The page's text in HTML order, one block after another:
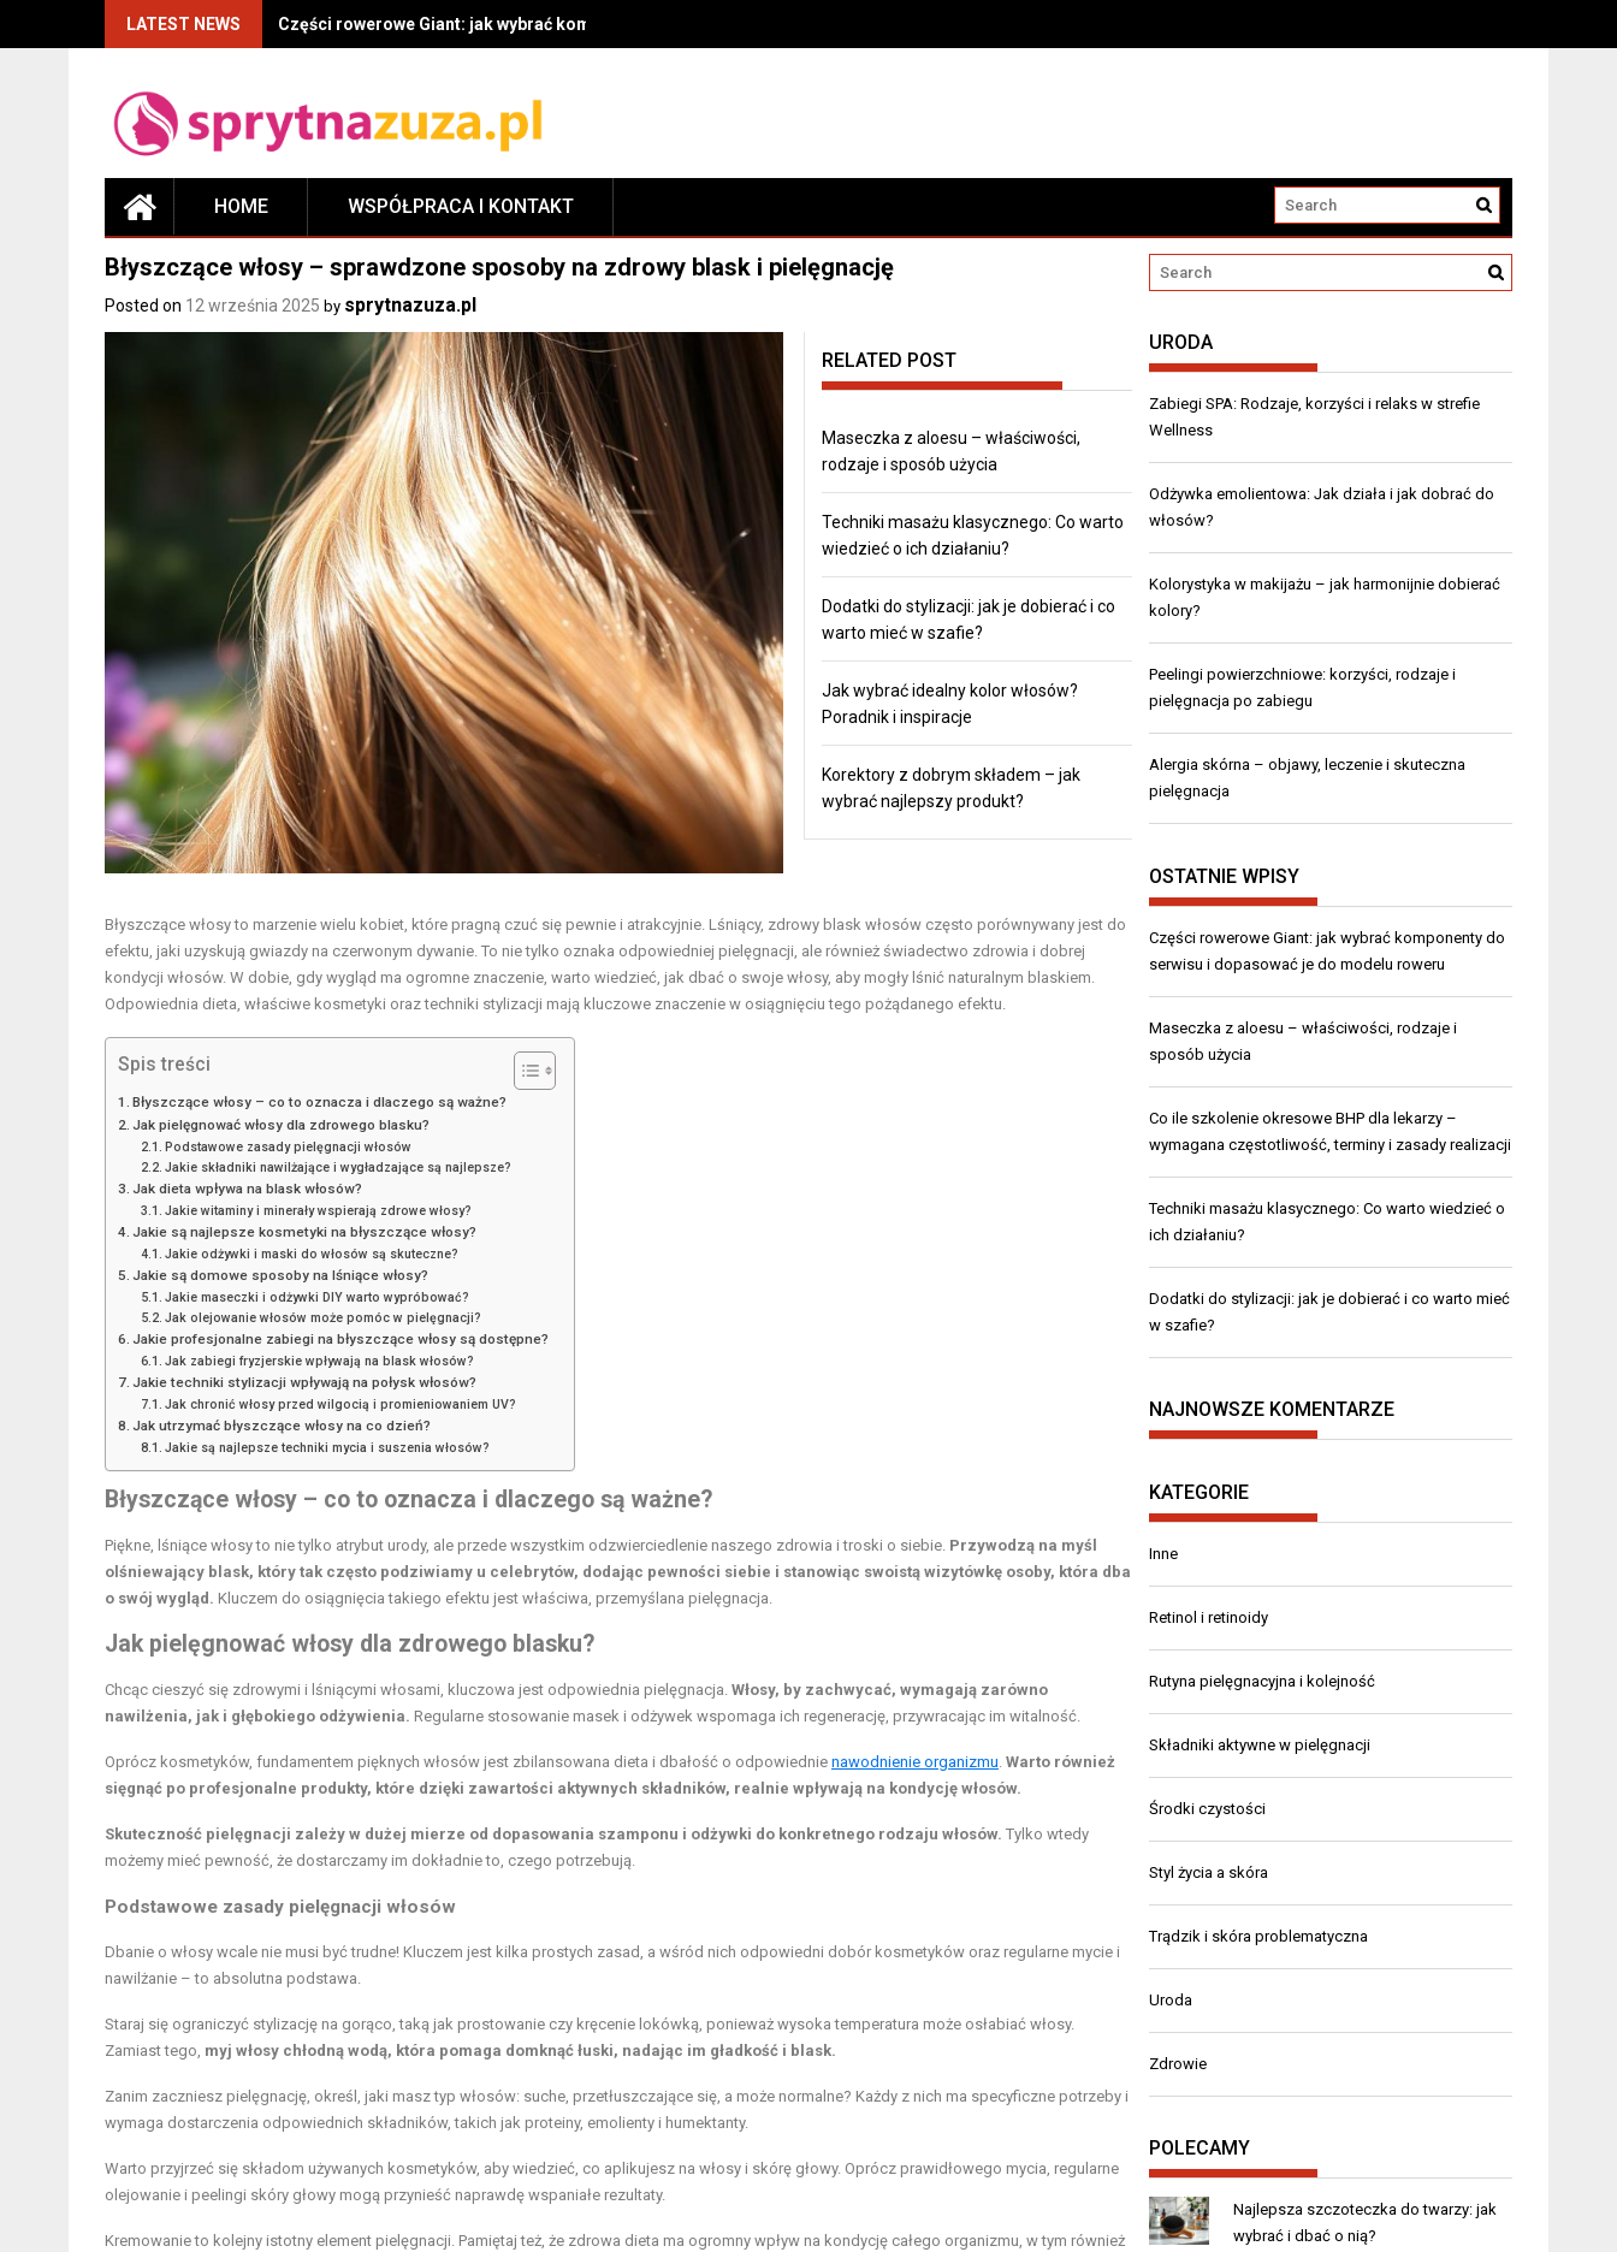
LATEST NEWS Części rowerowe Giant: jak wybrać komponenty do serwisu i dopasować je do modelu roweru
HOME WSPÓŁPRACA I KONTAKT
Błyszczące włosy – sprawdzone sposoby na zdrowy blask i pielęgnację
Posted on 12 września 2025 by sprytnazuza.pl
RELATED POST
Maseczka z aloesu – właściwości,
rodzaje i sposób użycia
Techniki masażu klasycznego: Co warto
wiedzieć o ich działaniu?
Dodatki do stylizacji: jak je dobierać i co
warto mieć w szafie?
Jak wybrać idealny kolor włosów?
Poradnik i inspiracje
Korektory z dobrym składem – jak
wybrać najlepszy produkt?
Błyszczące włosy to marzenie wielu kobiet, które pragną czuć się pewnie i atrakcyjnie. Lśniący, zdrowy blask włosów często porównywany jest do
efektu, jaki uzyskują gwiazdy na czerwonym dywanie. To nie tylko oznaka odpowiedniej pielęgnacji, ale również świadectwo zdrowia i dobrej
kondycji włosów. W dobie, gdy wygląd ma ogromne znaczenie, warto wiedzieć, jak dbać o swoje włosy, aby mogły lśnić naturalnym blaskiem.
Odpowiednia dieta, właściwe kosmetyki oraz techniki stylizacji mają kluczowe znaczenie w osiągnięciu tego pożądanego efektu.
Spis treści
Błyszczące włosy – co to oznacza i dlaczego są ważne?
Jak pielęgnować włosy dla zdrowego blasku?
Podstawowe zasady pielęgnacji włosów
Jakie składniki nawilżające i wygładzające są najlepsze?
Jak dieta wpływa na blask włosów?
Jakie witaminy i minerały wspierają zdrowe włosy?
Jakie są najlepsze kosmetyki na błyszczące włosy?
Jakie odżywki i maski do włosów są skuteczne?
Jakie są domowe sposoby na lśniące włosy?
Jakie maseczki i odżywki DIY warto wypróbować?
Jak olejowanie włosów może pomóc w pielęgnacji?
Jakie profesjonalne zabiegi na błyszczące włosy są dostępne?
Jak zabiegi fryzjerskie wpływają na blask włosów?
Jakie techniki stylizacji wpływają na połysk włosów?
Jak chronić włosy przed wilgocią i promieniowaniem UV?
Jak utrzymać błyszczące włosy na co dzień?
Jakie są najlepsze techniki mycia i suszenia włosów?
Błyszczące włosy – co to oznacza i dlaczego są ważne?
Piękne, lśniące włosy to nie tylko atrybut urody, ale przede wszystkim odzwierciedlenie naszego zdrowia i troski o siebie. Przywodzą na myśl
olśniewający blask, który tak często podziwiamy u celebrytów, dodając pewności siebie i stanowiąc swoistą wizytówkę osoby, która dba
o swój wygląd. Kluczem do osiągnięcia takiego efektu jest właściwa, przemyślana pielęgnacja.
Jak pielęgnować włosy dla zdrowego blasku?
Chcąc cieszyć się zdrowymi i lśniącymi włosami, kluczowa jest odpowiednia pielęgnacja. Włosy, by zachwycać, wymagają zarówno
nawilżenia, jak i głębokiego odżywienia. Regularne stosowanie masek i odżywek wspomaga ich regenerację, przywracając im witalność.
Oprócz kosmetyków, fundamentem pięknych włosów jest zbilansowana dieta i dbałość o odpowiednie nawodnienie organizmu. Warto również
sięgnąć po profesjonalne produkty, które dzięki zawartości aktywnych składników, realnie wpływają na kondycję włosów.
Skuteczność pielęgnacji zależy w dużej mierze od dopasowania szamponu i odżywki do konkretnego rodzaju włosów. Tylko wtedy
możemy mieć pewność, że dostarczamy im dokładnie to, czego potrzebują.
Podstawowe zasady pielęgnacji włosów
Dbanie o włosy wcale nie musi być trudne! Kluczem jest kilka prostych zasad, a wśród nich odpowiedni dobór kosmetyków oraz regularne mycie i
nawilżanie – to absolutna podstawa.
Staraj się ograniczyć stylizację na gorąco, taką jak prostowanie czy kręcenie lokówką, ponieważ wysoka temperatura może osłabiać włosy.
Zamiast tego, myj włosy chłodną wodą, która pomaga domknąć łuski, nadając im gładkość i blask.
Zanim zaczniesz pielęgnację, określ, jaki masz typ włosów: suche, przetłuszczające się, a może normalne? Każdy z nich ma specyficzne potrzeby i
wymaga dostarczenia odpowiednich składników, takich jak proteiny, emolienty i humektanty.
Warto przyjrzeć się składom używanych kosmetyków, aby wiedzieć, co aplikujesz na włosy i skórę głowy. Oprócz prawidłowego mycia, regularne
olejowanie i peelingi skóry głowy mogą przynieść naprawdę wspaniałe rezultaty.
Kremowanie to kolejny istotny element pielęgnacji. Pamiętaj też, że zdrowa dieta ma ogromny wpływ na kondycję całego organizmu, w tym również
URODA
Zabiegi SPA: Rodzaje, korzyści i relaks w strefie
Wellness
Odżywka emolientowa: Jak działa i jak dobrać do
włosów?
Kolorystyka w makijażu – jak harmonijnie dobierać
kolory?
Peelingi powierzchniowe: korzyści, rodzaje i
pielęgnacja po zabiegu
Alergia skórna – objawy, leczenie i skuteczna
pielęgnacja
OSTATNIE WPISY
Części rowerowe Giant: jak wybrać komponenty do
serwisu i dopasować je do modelu roweru
Maseczka z aloesu – właściwości, rodzaje i
sposób użycia
Co ile szkolenie okresowe BHP dla lekarzy –
wymagana częstotliwość, terminy i zasady realizacji
Techniki masażu klasycznego: Co warto wiedzieć o
ich działaniu?
Dodatki do stylizacji: jak je dobierać i co warto mieć
w szafie?
NAJNOWSZE KOMENTARZE
KATEGORIE
Inne
Retinol i retinoidy
Rutyna pielęgnacyjna i kolejność
Składniki aktywne w pielęgnacji
Środki czystości
Styl życia a skóra
Trądzik i skóra problematyczna
Uroda
Zdrowie
POLECAMY
Najlepsza szczoteczka do twarzy: jak
wybrać i dbać o nią?